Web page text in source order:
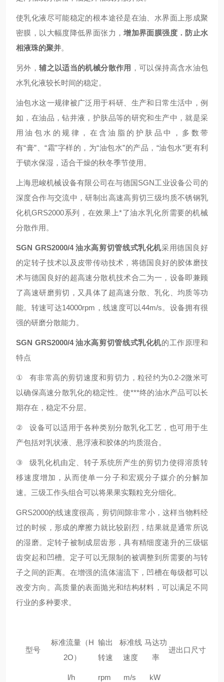
使乳化液尽可能稳定的根本途径是在油、水界面上形成聚
密膜，以大幅度降低界面张力，增加界面膜强度．防止水
相液珠的聚并。
另外，辅之以适当的机械分散作用 ，可以保持高含水油包
水乳化液较长时间的稳定。
油包水这一规律被广泛用于科研、生产和日常生活中，例
如，在油品，钻井液，护肤品等的研究和生产中，就是采
用油包水的规律，在含油脂的 护肤品中，多数带
有“膏” 、“霜”字样的，为“油包水”的产品， “油包水”更有利
于锁水保湿，适合干燥的秋冬季节使用。
上海思峻机械设备有限公司在与德国SGN工业设备公司的
深度合作与交流中，研制出高速高剪切三级均质不锈钢乳
化机GRS2000系列，在效果上*了油水乳化所需要的机械
分散作用。
SGN GRS2000/4 油水高剪切管线式乳化机采用德国良好
的定转子技术以及皮带传动技术，将德国良好的胶体磨技
术与德国良好的超高速分散机技术合二为一，设备即兼顾
了高速研磨剪切，又具体了超高速分散、乳化、均质等功
能。转速可达14000rpm ，线速度可以44m/s。设备拥有很
强的研磨分散能力。
SGN GRS2000/4 油水高剪切管线式乳化机的工作原理和
特点
① 有非常高的剪切速度和剪切力，粒径约为0.2-2微米可
以确保高速分散乳化的稳定性。使***终的油水产品可以长
期存在，稳定不分层。
②
设备可以适用于各种类别分散乳化工艺，也可用于生
产包括对乳状液、悬浮液和胶体的均质混合。
③
级乳化机由定、转子系统所产生的剪切力使得溶质转
移速度增加，从而使单一分子和宏观分子媒介的分解加
速。三级工作头组合可以将果果实颗粒充分细化。
GRS2000的线速度很高，剪切间隙非常小，这样当物料经
过的时候，形成的摩擦力就比较剧烈，结果就是通常所说
的湿磨。定转子被制成层齿形，具有精细度递升的三级锯
齿突起和凹槽。定子可以无限制的被调整到所需要的与转
子之间的距离。在增强的流体湍流下，凹槽在每级都可以
改变方向。高质量的表面抛光和结构材料，可以满足不同
行业的多种要求。
型号
标准流量（H
2O）
输出
转速
标准线
速度
马达功
率
进出口尺寸
l/h rpm m/s kW